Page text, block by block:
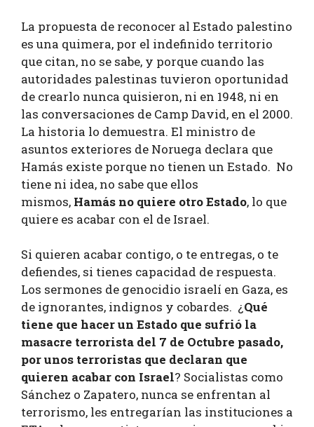
La propuesta de reconocer al Estado palestino
es una quimera, por el indefinido territorio
que citan, no se sabe, y porque cuando las
autoridades palestinas tuvieron oportunidad
de crearlo nunca quisieron, ni en 1948, ni en
las conversaciones de Camp David, en el 2000.
La historia lo demuestra. El ministro de
asuntos exteriores de Noruega declara que
Hamás existe porque no tienen un Estado. No
tiene ni idea, no sabe que ellos
mismos, Hamás no quiere otro Estado, lo que
quiere es acabar con el de Israel.
Si quieren acabar contigo, o te entregas, o te
defiendes, si tienes capacidad de respuesta.
Los sermones de genocidio israelí en Gaza, es
de ignorantes, indignos y cobardes. ¿Qué
tiene que hacer un Estado que sufrió la
masacre terrorista del 7 de Octubre pasado,
por unos terroristas que declaran que
quieren acabar con Israel? Socialistas como
Sánchez o Zapatero, nunca se enfrentan al
terrorismo, les entregarían las instituciones a